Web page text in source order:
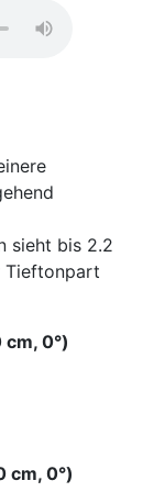
sieht bis 2.2
Tieftonpart
0°)
cm, 0°)